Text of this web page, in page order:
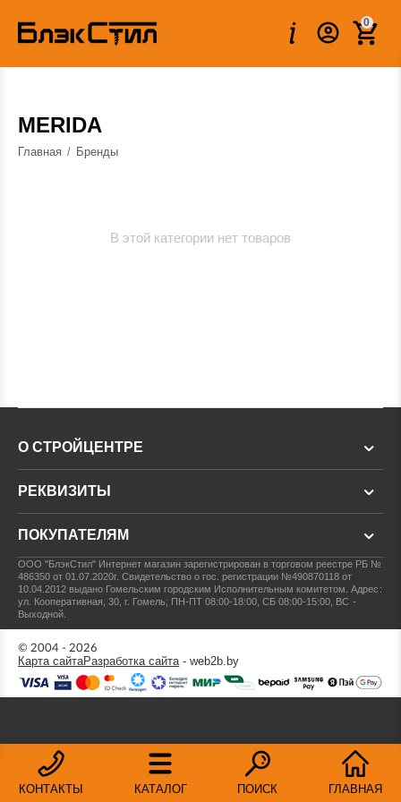
0
MERIDA
Главная / Бренды
В этой категории нет товаров
КОНТАКТЫ КАТАЛОГ ПОИСК ГЛАВНАЯ
О СТРОЙЦЕНТРЕ
РЕКВИЗИТЫ
ПОКУПАТЕЛЯМ
ООО "БлэкСтил" Интернет магазин зарегистрирован в торговом реестре РБ №
486350 от 01.07.2020г.Свидетельство о гос. регистрации №490870118 от
10.04.2012 выдано Гомельским городским Исполнительным комитетом.Адрес:
ул. Кооперативная, 30, г. Гомель; ПН-ПТ 08:00-18:00, СБ 08:00-15:00, ВС -
Выходной.
© 2004 - 2026
Карта сайтаРазработка сайта- web2b.by